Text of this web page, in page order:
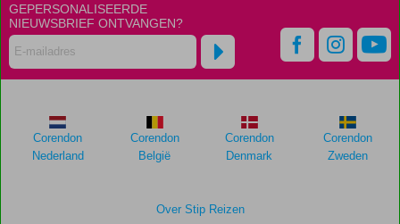
GEPERSONALISEERDE
NIEUWSBRIEF ONTVANGEN?
Over Stip Reizen
Corendon
Nederland
Corendon
België
Corendon
Denmark
Corendon
Zweden